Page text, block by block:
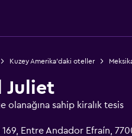
Kuzey Amerika'daki oteller
Juliet
olanağına sahip kiralık tesis
169, Entre Andador Efraín,